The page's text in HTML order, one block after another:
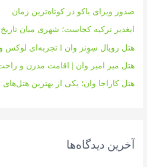
صدور ویزای باکو در کوتاه‌ترین زمان
ایغدیر ترکیه کجاست؛ شهری میان
هتل رویال سِوِنز وان l تجربه‌ای لوکس و راحت در دل شهر وان
هتل میر امیر وان | اقامت مدرن و
هتل کاراجا وان؛ یکی از بهترین هتل‌های ۴ ستاره وان برای ایرانی‌ها
آخرین دیدگاه‌ها